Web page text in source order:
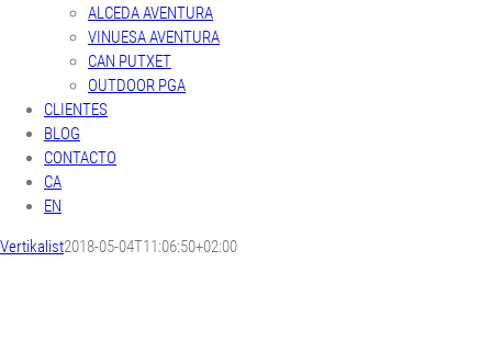
ALCEDA AVENTURA
VINUESA AVENTURA
CAN PUTXET
OUTDOOR PGA
CLIENTES
BLOG
CONTACTO
CA
EN
Vertikalist2018-05-04T11:06:50+02:00